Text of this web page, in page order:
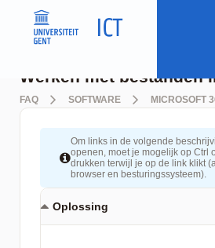
FAQ SOFTWARE MICROSOFT
Om links in de volgende
openen, moet je mogelijk op Ctrl
drukken terwijl je op de link klikt
browser en besturingssysteem).
Oplossing